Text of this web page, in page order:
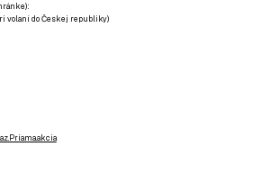
volaní do Českej republiky)